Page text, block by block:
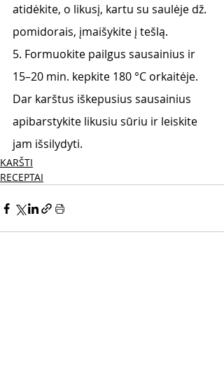
atidėkite, o likusį, kartu su saulėje dž.
pomidorais, įmaišykite į tešlą.
5. Formuokite pailgus sausainius ir
15–20 min. kepkite 180 °C orkaitėje.
Dar karštus iškepusius sausainius
apibarstykite likusiu sūriu ir leiskite
jam išsilydyti.
KARŠTI
RECEPTAI